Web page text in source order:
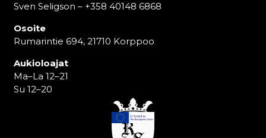
Sven Seligson – +358 40148 6868
Osoite
Rumarintie 694, 21710 Korppoo
Aukioloajat
Ma–La 12–21
Su 12–20